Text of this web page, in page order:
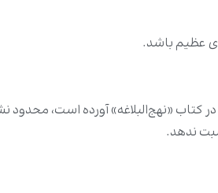
عظیم باشد.
«نهج‌البلاغه» آورده است، محدود
ندهد.